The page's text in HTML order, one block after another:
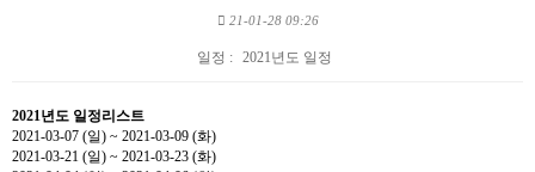
21-01-28 09:26
일정 : 2021년도 일정
본문
2021년도 일정리스트
2021-03-07 (일) ~ 2021-03-09 (화)
2021-03-21 (일) ~ 2021-03-23 (화)